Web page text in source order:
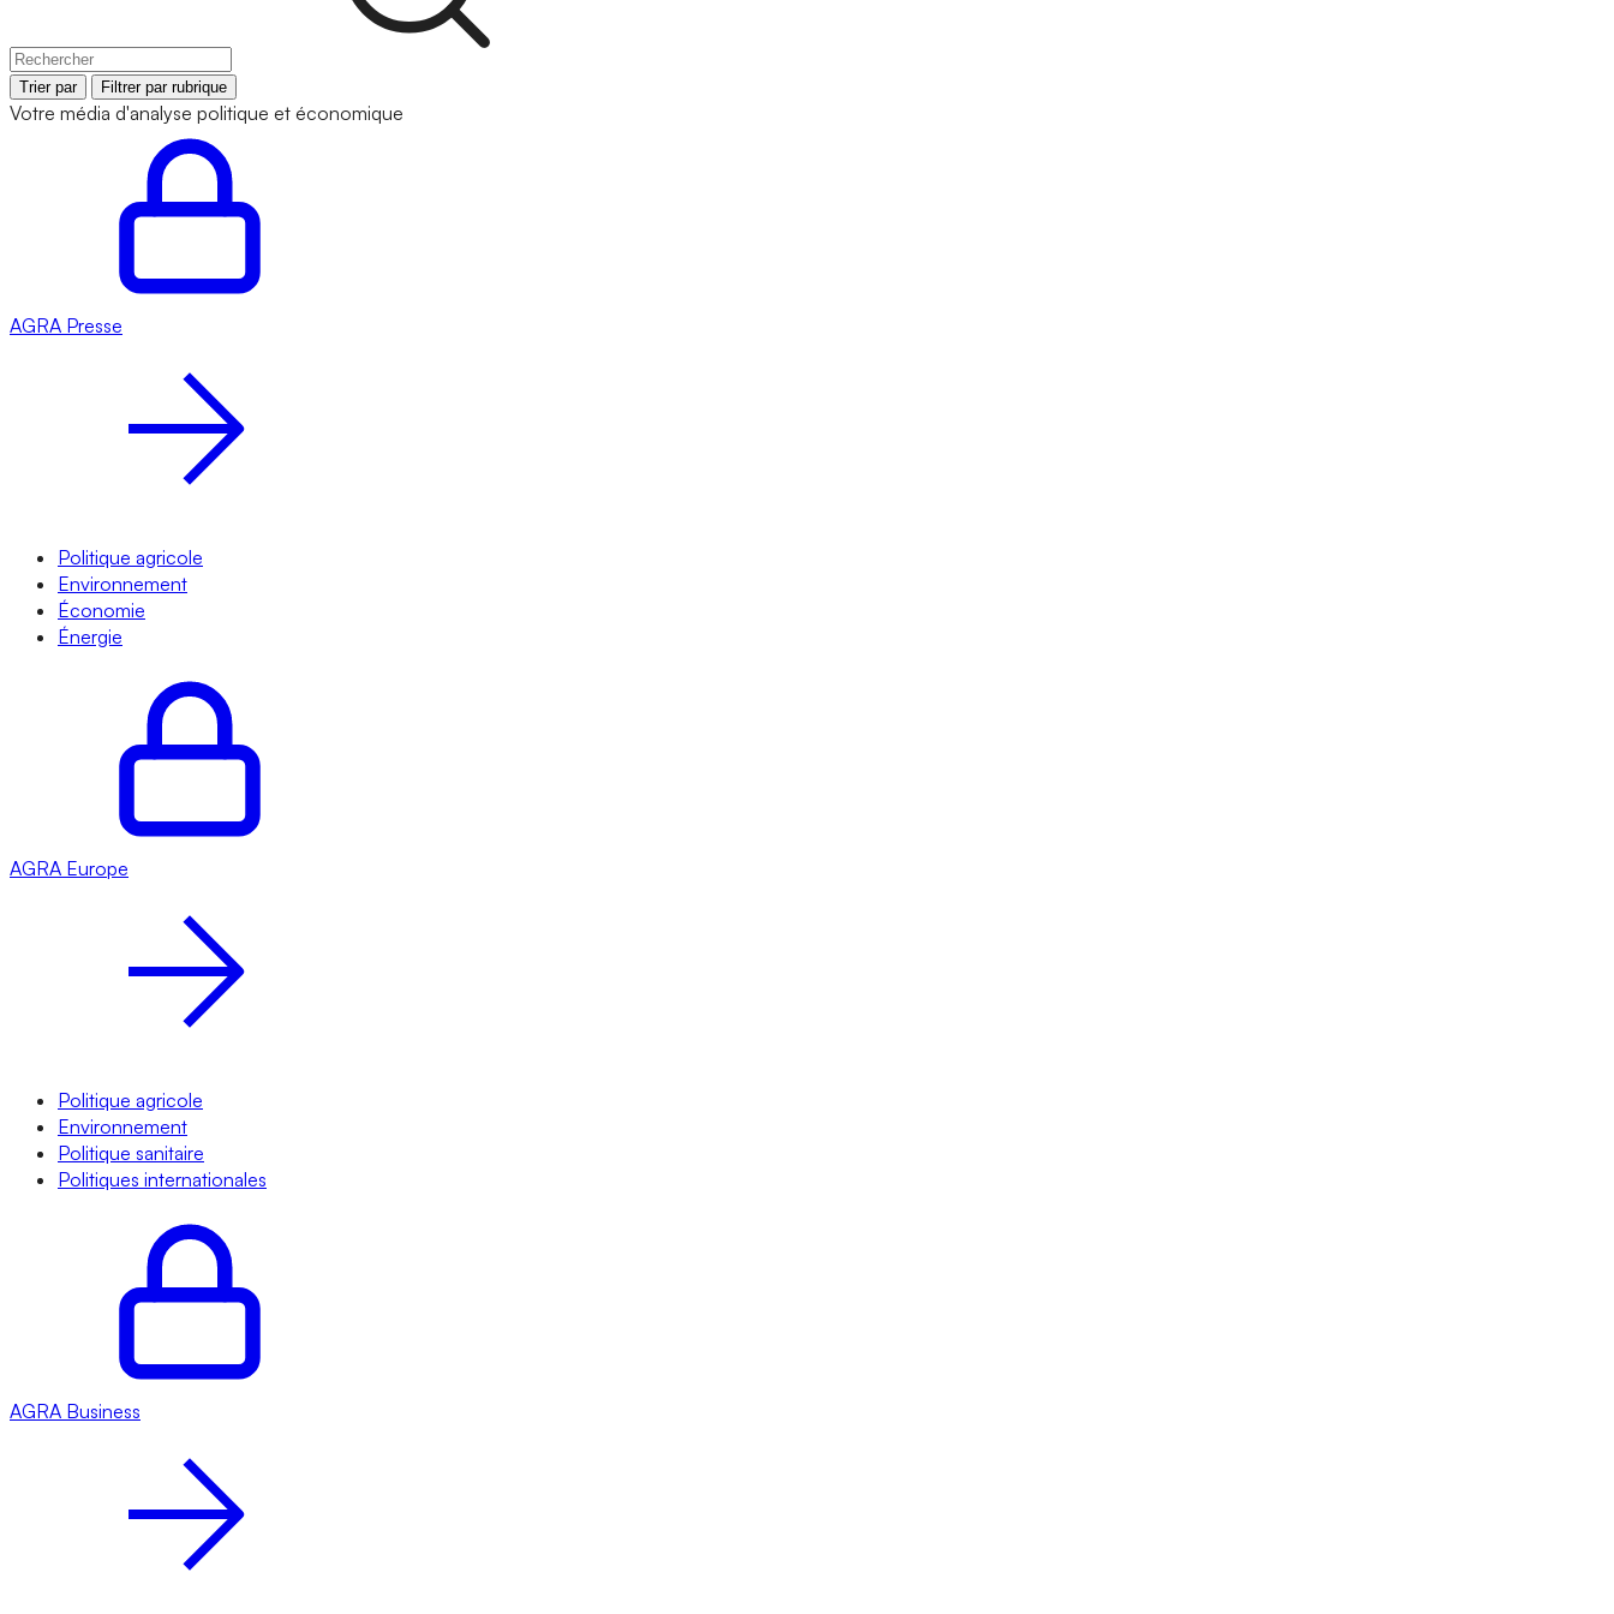
Trier par Filtrer par rubrique
Votre média d'analyse politique et économique
AGRA Presse
Politique agricole
Environnement
Économie
Énergie
AGRA Europe
Politique agricole
Environnement
Politique sanitaire
Politiques internationales
AGRA Business